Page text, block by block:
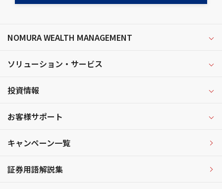
NOMURA WEALTH MANAGEMENT
ソリューション・サービス
投資情報
お客様サポート
キャンペーン一覧
証券用語解説集